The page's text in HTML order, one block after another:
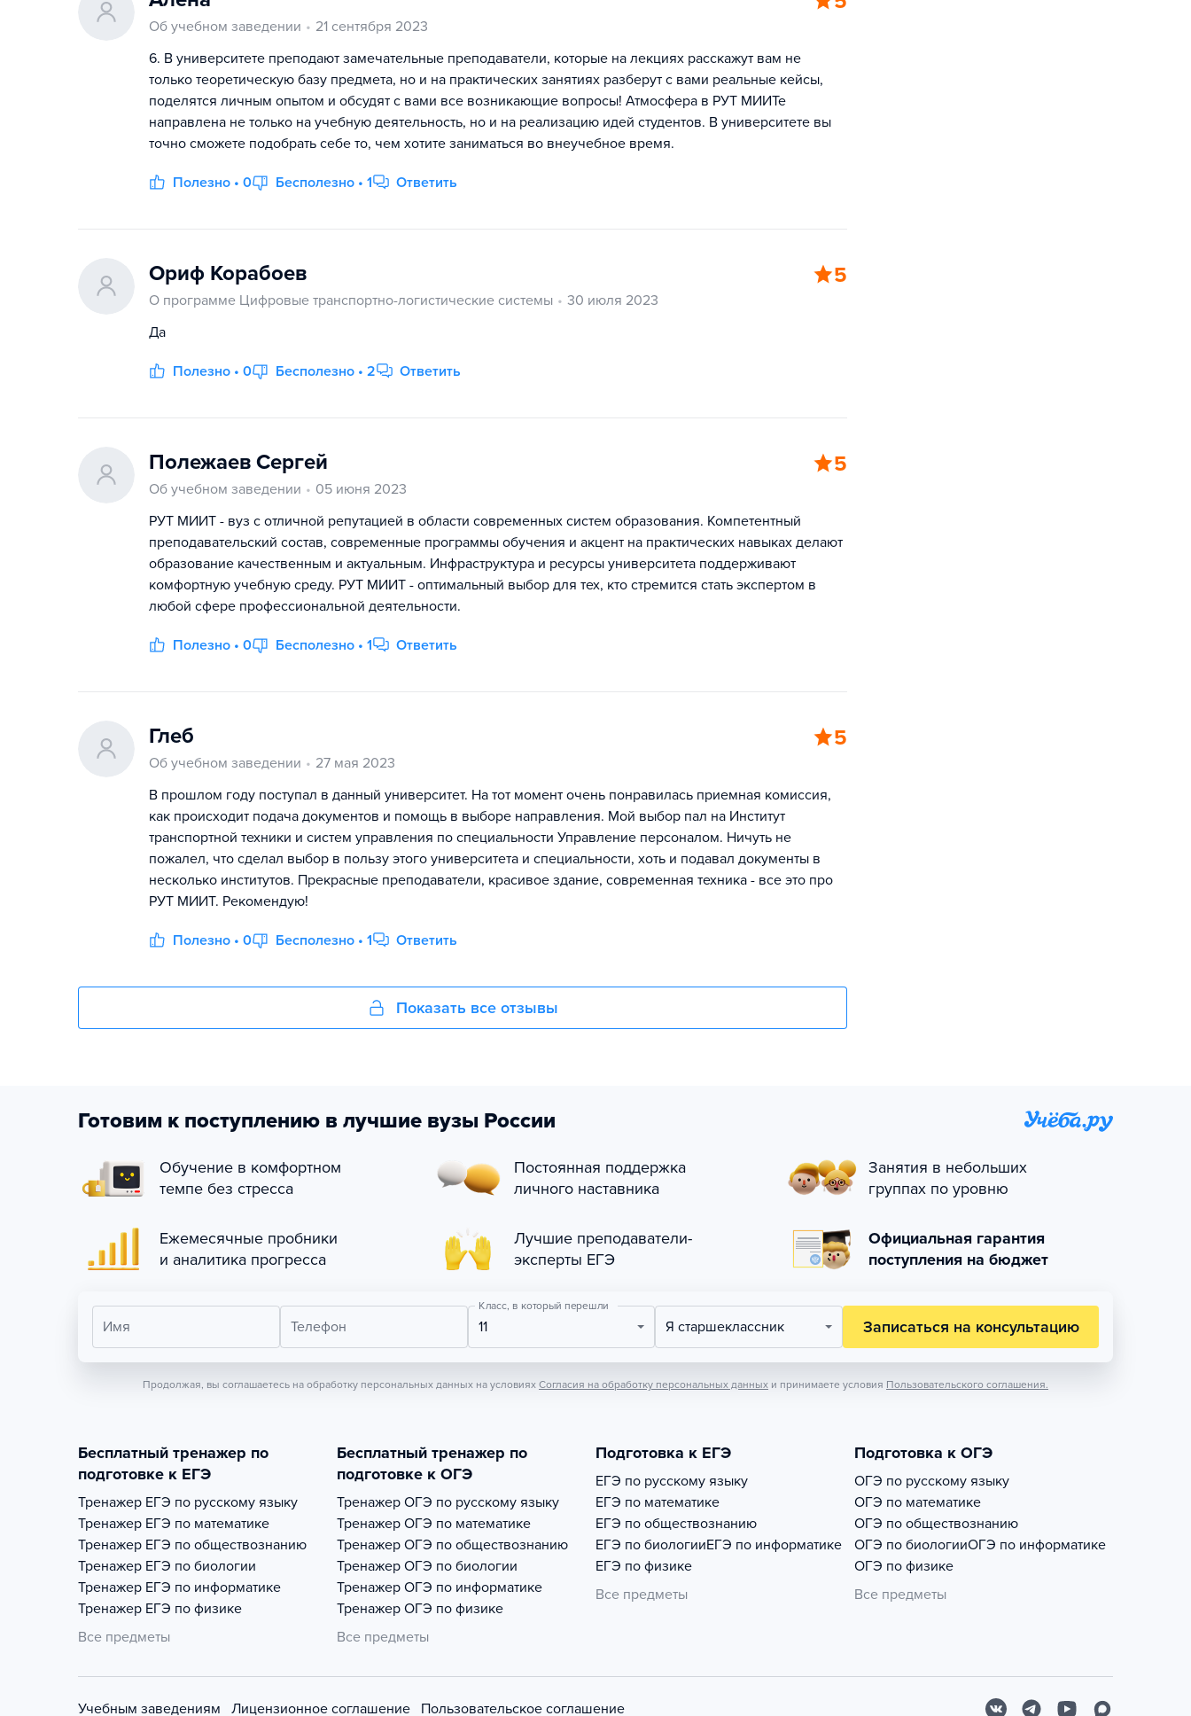
Об учебном заведении
21 сентября 2023
6. В университете преподают замечательные преподаватели, которые на лекциях расскажут вам не
только теоретическую базу предмета, но и на практических занятиях разберут с вами реальные кейсы,
поделятся личным опытом и обсудят с вами все возникающие вопросы! Атмосфера в РУТ МИИТе
направлена не только на учебную деятельность, но и на реализацию идей студентов. В университете вы
точно сможете подобрать себе то, чем хотите заниматься во внеучебное время.
Полезно • 0 Бесполезно • 1 Ответить
Ориф Корабоев 5
О программе Цифровые транспортно-логистические системы
30 июля 2023
Да
Полезно • 0 Бесполезно • 2 Ответить
Полежаев Сергей 5
Об учебном заведении
05 июня 2023
РУТ МИИТ - вуз с отличной репутацией в области современных систем образования. Компетентный
преподавательский состав, современные программы обучения и акцент на практических навыках делают
образование качественным и актуальным. Инфраструктура и ресурсы университета поддерживают
комфортную учебную среду. РУТ МИИТ - оптимальный выбор для тех, кто стремится стать экспертом в
любой сфере профессиональной деятельности.
Полезно • 0 Бесполезно • 1 Ответить
Глеб 5
Об учебном заведении
27 мая 2023
В прошлом году поступал в данный университет. На тот момент очень понравилась приемная комиссия,
как происходит подача документов и помощь в выборе направления. Мой выбор пал на Институт
транспортной техники и систем управления по специальности Управление персоналом. Ничуть не
пожалел, что сделал выбор в пользу этого университета и специальности, хоть и подавал документы в
несколько институтов. Прекрасные преподаватели, красивое здание, современная техника - все это про
РУТ МИИТ. Рекомендую!
Полезно • 0 Бесполезно • 1 Ответить
Показать все отзывы
Готовим к поступлению в лучшие вузы России
Обучение в комфортном
темпе без стресса
Постоянная поддержка
личного наставника
Занятия в небольших
группах по уровню
Ежемесячные пробники
и аналитика прогресса
Лучшие преподаватели-
эксперты ЕГЭ
Официальная гарантия
поступления на бюджет
Имя Телефон
Класс, в который перешли
11 Я старшеклассник Записаться на консультацию
Продолжая, вы соглашаетесь на обработку персональных данных на условиях Согласия на обработку персональных данных и принимаете условия Пользовательского соглашения.
Бесплатный тренажер по
подготовке к ЕГЭ
Тренажер ЕГЭ по русскому языку
Тренажер ЕГЭ по математике
Тренажер ЕГЭ по обществознанию
Тренажер ЕГЭ по биологии
Тренажер ЕГЭ по информатике
Тренажер ЕГЭ по физике
Все предметы
Бесплатный тренажер по
подготовке к ОГЭ
Тренажер ОГЭ по русскому языку
Тренажер ОГЭ по математике
Тренажер ОГЭ по обществознанию
Тренажер ОГЭ по биологии
Тренажер ОГЭ по информатике
Тренажер ОГЭ по физике
Все предметы
Подготовка к ЕГЭ
ЕГЭ по русскому языку
ЕГЭ по математике
ЕГЭ по обществознанию
ЕГЭ по биологииЕГЭ по информатике
ЕГЭ по физике
Все предметы
Подготовка к ОГЭ
ОГЭ по русскому языку
ОГЭ по математике
ОГЭ по обществознанию
ОГЭ по биологииОГЭ по информатике
ОГЭ по физике
Все предметы
Учебным заведениям Лицензионное соглашение Пользовательское соглашение